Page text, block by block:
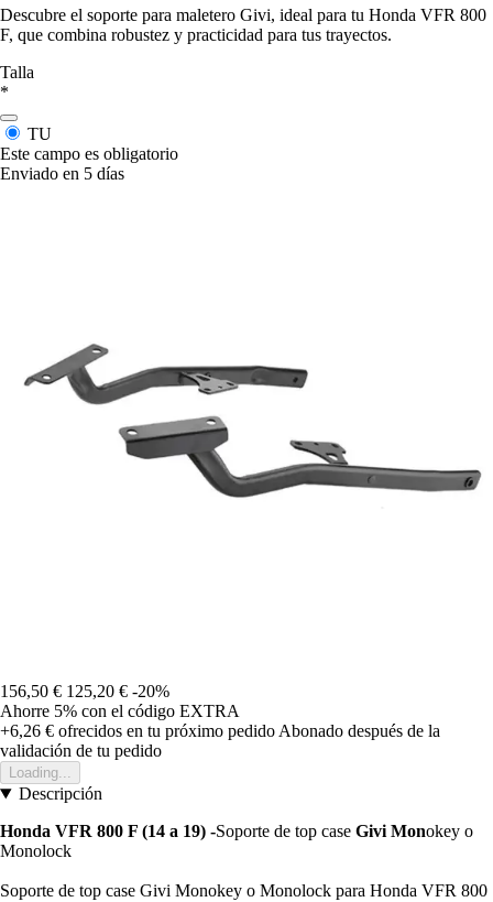
Descubre el soporte para maletero Givi, ideal para tu Honda VFR 800
F, que combina robustez y practicidad para tus trayectos.
Talla
*
TU
Este campo es obligatorio
Enviado en 5 días
156,50 € 125,20 € -20%
Ahorre 5% con el código EXTRA
+6,26 € ofrecidos en tu próximo pedido Abonado después de la
validación de tu pedido
Loading...
Descripción
Honda VFR 800 F (14 a 19) -Soporte de top case Givi Monokey o
Monolock
Soporte de top case Givi Monokey o Monolock para Honda VFR 800